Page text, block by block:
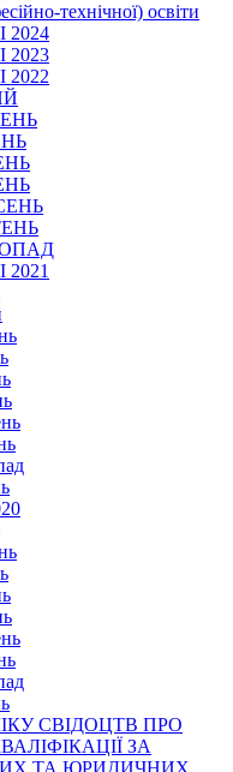
технічної) освіти
2024
2023
СВІДОЦТВ ПРО
ЗА
ТА ЮРИДИЧНИХ